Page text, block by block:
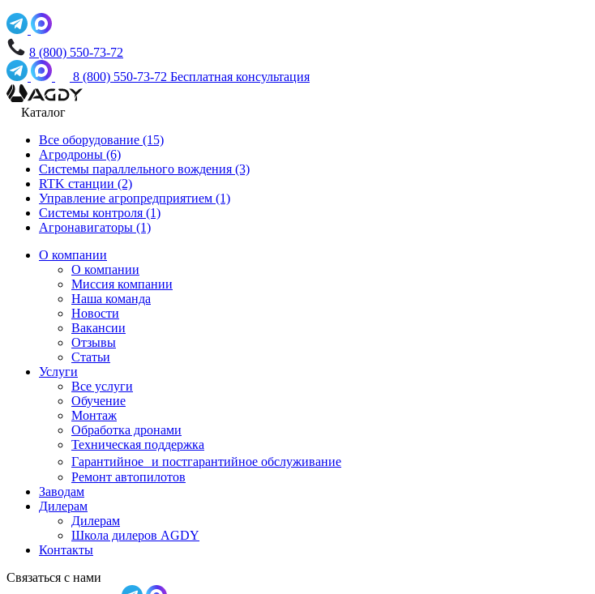
8 (800) 550-73-72
8 (800) 550-73-72 Бесплатная консультация
Каталог
Все оборудование (15)
Агродроны (6)
Системы параллельного вождения (3)
RTK станции (2)
Управление агропредприятием (1)
Системы контроля (1)
Агронавигаторы (1)
О компании
О компании
Миссия компании
Наша команда
Новости
Вакансии
Отзывы
Статьи
Услуги
Все услуги
Обучение
Монтаж
Обработка дронами
Техническая поддержка
Гарантийное и постгарантийное обслуживание
Ремонт автопилотов
Заводам
Дилерам
Дилерам
Школа дилеров AGDY
Контакты
Связаться с нами